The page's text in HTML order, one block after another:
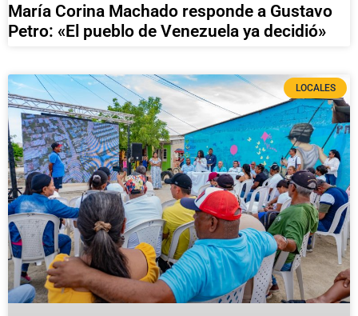
María Corina Machado responde a Gustavo
Petro: «El pueblo de Venezuela ya decidió»
LOCALES